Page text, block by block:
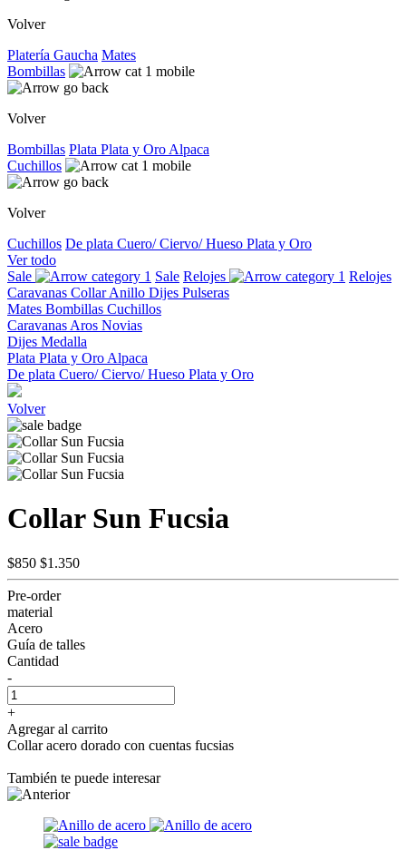
Volver
Platería Gaucha Mates
Bombillas
Volver
Bombillas Plata Plata y Oro Alpaca
Cuchillos
Volver
Cuchillos De plata Cuero/ Ciervo/ Hueso Plata y Oro
Ver todo
Sale
Sale Relojes
Relojes
Caravanas CollarAnillo Dijes Pulseras
Mates Bombillas Cuchillos
Caravanas Aros Novias
Dijes Medalla
Plata Plata y Oro Alpaca
De plata Cuero/ Ciervo/ Hueso Plata y Oro
Volver
Collar Sun Fucsia
$850 $1.350
Pre-order
material
Acero
Guía de talles
Cantidad
-
+
Agregar al carrito
Collar acero dorado con cuentas fucsias
También te puede interesar